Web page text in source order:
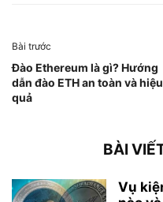
Bài trước
Đào Ethereum là gì? Hướng
dẫn đào ETH an toàn và hiệu
quả
BÀI
Vụ